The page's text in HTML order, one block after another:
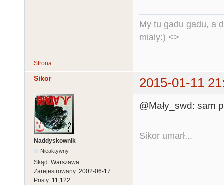
My tu gadu gadu, a
mialy:) <>
Strona
Sikor 2015-01-11
Naddyskownik
Nieaktywny
Skąd: Warszawa
Zarejestrowany: 2002-06-17
Posty: 11,122
@Mały_swd: sam
Sikor umarł...